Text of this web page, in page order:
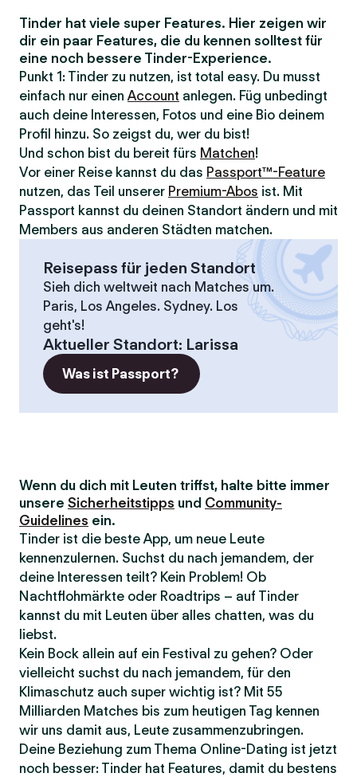
Tinder hat viele super Features. Hier zeigen wir
dir ein paar Features, die du kennen solltest für
eine noch bessere Tinder-Experience.
Punkt 1: Tinder zu nutzen, ist total easy. Du musst
einfach nur einenAccount anlegen. Füg unbedingt
auch deine Interessen, Fotos und eine Bio deinem
Profil hinzu. So zeigst du, wer du bist!
Und schon bist du bereit fürs Matchen!
Vor einer Reise kannst du das Passport™-Feature
nutzen, das Teil unserer Premium-Abos ist. Mit
Passport kannst du deinen Standort ändern und mit
Members aus anderen Städten matchen.
Reisepass für jeden Standort
Sieh dich weltweit nach Matches um.
Paris, Los Angeles. Sydney. Los
geht's!
Aktueller Standort: Larissa
Was ist Passport?
Wenn du dich mit Leuten triffst, halte bitte immer
unsere Sicherheitstipps und Community-
Guidelines ein.
Tinder ist die beste App, um neue Leute
kennenzulernen. Suchst du nach jemandem, der
deine Interessen teilt? Kein Problem! Ob
Nachtflohmärkte oder Roadtrips – auf Tinder
kannst du mit Leuten über alles chatten, was du
liebst.
Kein Bock allein auf ein Festival zu gehen? Oder
vielleicht suchst du nach jemandem, für den
Klimaschutz auch super wichtig ist? Mit 55
Milliarden Matches bis zum heutigen Tag kennen
wir uns damit aus, Leute zusammenzubringen.
Deine Beziehung zum Thema Online-Dating ist jetzt
noch besser: Tinder hat Features, damit du bestens